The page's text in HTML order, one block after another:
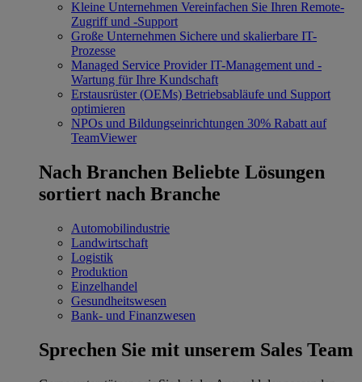
Kleine Unternehmen Vereinfachen Sie Ihren Remote-
Zugriff und -Support
Große Unternehmen Sichere und skalierbare IT-
Prozesse
Managed Service Provider IT-Management und -
Wartung für Ihre Kundschaft
Erstausrüster (OEMs) Betriebsabläufe und Support
optimieren
NPOs und Bildungseinrichtungen 30% Rabatt auf
TeamViewer
Nach Branchen Beliebte Lösungen
sortiert nach Branche
Automobilindustrie
Landwirtschaft
Logistik
Produktion
Einzelhandel
Gesundheitswesen
Bank- und Finanzwesen
Sprechen Sie mit unserem Sales Team